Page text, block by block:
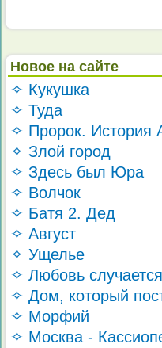
Новое на сайте
✧ Кукушка
✧ Туда
✧ Пророк. История
✧ Злой город
✧ Здесь был Юра
✧ Волчок
✧ Батя 2. Дед
✧ Август
✧ Ущелье
✧ Любовь случается
✧ Дом, который
✧ Морфий
✧ Москва -